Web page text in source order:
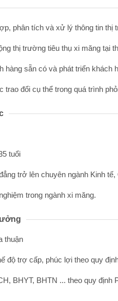
phân tích và xử lý thông tin thị
thị trường tiêu thụ xi măng tại
hàng sẵn có và phát triển khách
trao đổi cụ thể trong quá trình
tuổi
trở lên chuyên ngành Kinh
trong ngành xi măng.
thuận
độ trợ cấp, phúc lợi theo quy
BHYT, BHTN ... theo quy định